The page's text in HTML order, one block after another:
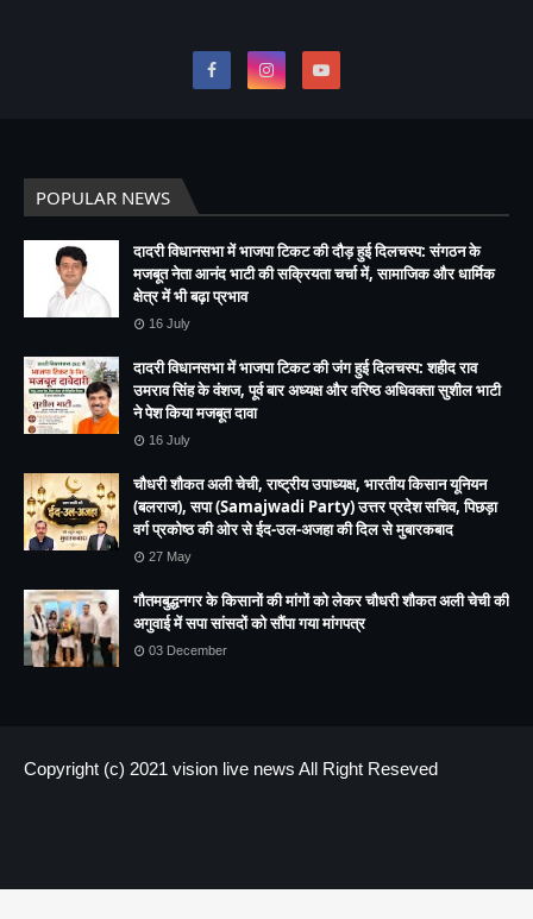
POPULAR NEWS
दादरी विधानसभा में भाजपा टिकट की दौड़ हुई दिलचस्प: संगठन के
मजबूत नेता आनंद भाटी की सक्रियता चर्चा में, सामाजिक और धार्मिक
क्षेत्र में भी बढ़ा प्रभाव
16 July
दादरी विधानसभा में भाजपा टिकट की जंग हुई दिलचस्प: शहीद राव
उमराव सिंह के वंशज, पूर्व बार अध्यक्ष और वरिष्ठ अधिवक्ता सुशील भाटी
ने पेश किया मजबूत दावा
16 July
चौधरी शौकत अली चेची, राष्ट्रीय उपाध्यक्ष, भारतीय किसान यूनियन
(बलराज), सपा (Samajwadi Party) उत्तर प्रदेश सचिव, पिछड़ा
वर्ग प्रकोष्ठ की ओर से ईद-उल-अजहा की दिल से मुबारकबाद
27 May
गौतमबुद्धनगर के किसानों की मांगों को लेकर चौधरी शौकत अली चेची की
अगुवाई में सपा सांसदों को सौंपा गया मांगपत्र
03 December
Copyright (c) 2021 vision live news All Right Reseved